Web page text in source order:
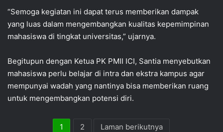
“Semoga kegiatan ini dapat terus memberikan dampak
yang luas dalam mengembangkan kualitas kepemimpinan
mahasiswa di tingkat universitas,” ujarnya.
Begitupun dengan Ketua PK PMII ICI, Santia menyebutkan
mahasiswa perlu belajar di intra dan ekstra kampus agar
mempunyai wadah yang nantinya bisa memberikan ruang
untuk mengembangkan potensi diri.
1 2 Laman berikutnya